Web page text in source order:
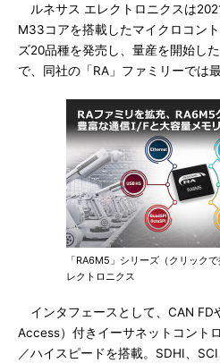
ルネサス エレクトロニクスは
M33コアを搭載したマイクロコン
ズ20品種を発売し、量産を開始し
で、同社の「RA」ファミリーでは
「RA6M5」シリーズ（クリック
レクトロニクス
インタフェースとして、CAN FD
Access）付きイーサネットコント
／ハイスピードを搭載。SDHI、